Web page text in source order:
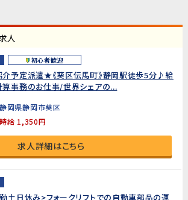
人
初心者歓迎
予定派遣★《葵区伝馬町》静岡駅徒歩5分♪給
算事務のお仕事/世界シェアの...
静岡県静岡市葵区
時給 1,350円
求人詳細はこちら
土日休み>フォークリフトでの自動車部品の運